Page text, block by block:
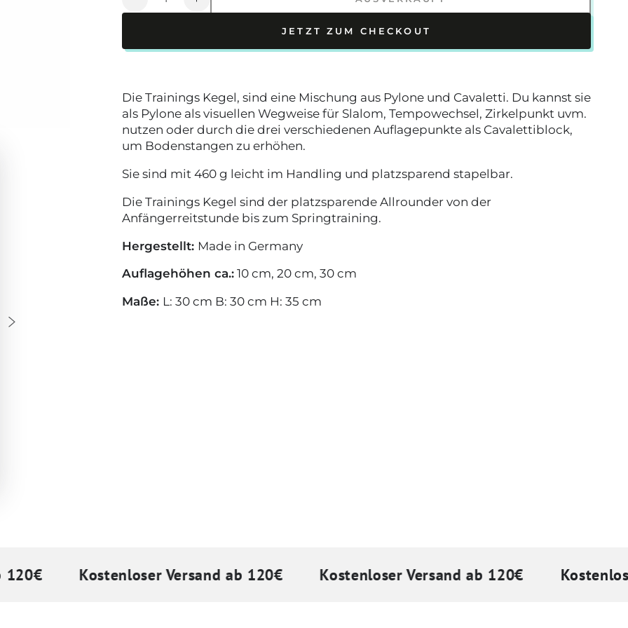
Verringere
für
Trainings
Kegel
Erhöhe
für
Trainings
Kegel
JETZT ZUM CHECKOUT
Die Trainings Kegel, sind eine Mischung aus Pylone und Cavaletti. Du kannst sie
als Pylone als visuellen Wegweise für Slalom, Tempowechsel, Zirkelpunkt uvm.
nutzen oder durch die drei verschiedenen Auflagepunkte als Cavalettiblock,
um Bodenstangen zu erhöhen.
Sie sind mit 460 g leicht im Handling und platzsparend stapelbar.
Die Trainings Kegel sind der platzsparende Allrounder von der
Anfängerreitstunde bis zum Springtraining.
Hergestellt: Made in Germany
Auflagehöhen ca.:10 cm, 20 cm, 30 cm
Maße: L: 30 cm B: 30 cm H: 35 cm
Kostenloser Versand ab 120€ Kostenloser Versand ab 120€ Kostenloser